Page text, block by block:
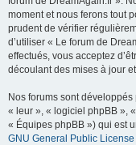
moment et nous ferons tout
prudent de vérifier
d’utiliser « Le forum de
effectués, vous acceptez
découlant des mises à jour
Nos forums sont
« leur », « logiciel phpBB »,
« Équipes phpBB ») qui est
GNU General Public License